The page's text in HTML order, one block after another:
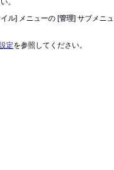
。
ル] メニューの [管理] サブメニ
定を参照してください。